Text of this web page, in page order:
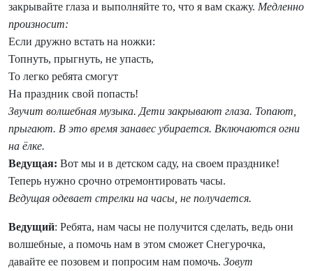
закрывайте глаза и выполняйте то, что я вам скажу. Медленно
произносит:
Если дружно встать на ножки:
Топнуть, прыгнуть, не упасть,
То легко ребята смогут
На праздник свой попасть!
Звучит волшебная музыка. Дети закрывают глаза. Топают,
прыгают. В это время занавес убирается. Включаются огни
на ёлке.
Ведущая: Вот мы и в детском саду, на своем празднике!
Теперь нужно срочно отремонтировать часы.
Ведущая одевает стрелки на часы, не получается.
Ведущий: Ребята, нам часы не получится сделать, ведь они
волшебные, а помочь нам в этом сможет Снегурочка,
давайте ее позовем и попросим нам помочь. Зовут